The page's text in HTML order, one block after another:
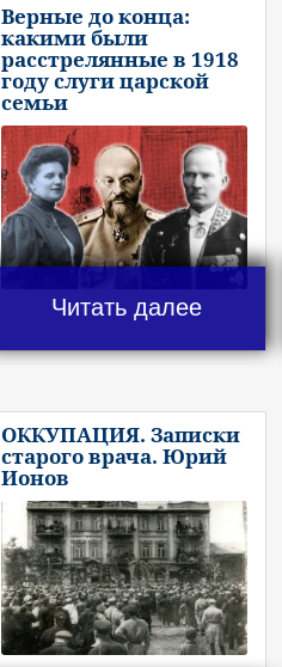
Верные до конца:
какими были
расстрелянные в 1918
году слуги царской
семьи
Читать далее
ОККУПАЦИЯ. Записки
старого врача. Юрий
Ионов